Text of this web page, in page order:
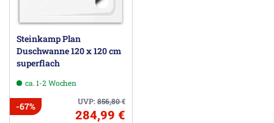
Steinkamp Plan
Duschwanne 120 x 120 cm
superflach
ca. 1-2 Wochen
UVP:856,80€
-67%
284,99 €